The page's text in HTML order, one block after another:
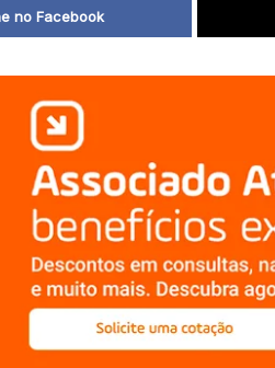
no Facebook